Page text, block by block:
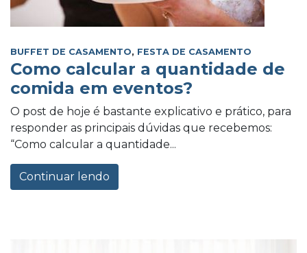
BUFFET DE CASAMENTO, FESTA DE CASAMENTO
Como calcular a quantidade de
comida em eventos?
O post de hoje é bastante explicativo e prático, para
responder as principais dúvidas que recebemos:
“Como calcular a quantidade...
Continuar lendo